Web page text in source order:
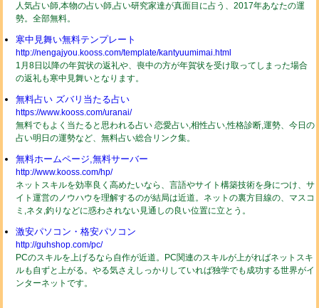
人気占い師,本物の占い師,占い研究家達が真面目に占う、2017年あなたの運
勢。全部無料。
寒中見舞い無料テンプレート
http://nengajyou.kooss.com/template/kantyuumimai.html
1月8日以降の年賀状の返礼や、喪中の方が年賀状を受け取ってしまった場合
の返礼も寒中見舞いとなります。
無料占い ズバリ当たる占い
https://www.kooss.com/uranai/
無料でもよく当たると思われる占い 恋愛占い,相性占い,性格診断,運勢、今日の
占い明日の運勢など、無料占い総合リンク集。
無料ホームページ,無料サーバー
http://www.kooss.com/hp/
ネットスキルを効率良く高めたいなら、言語やサイト構築技術を身につけ、サ
イト運営のノウハウを理解するのが結局は近道。ネットの裏方目線の、マスコ
ミ,ネタ,釣りなどに惑わされない見通しの良い位置に立とう。
激安パソコン・格安パソコン
http://guhshop.com/pc/
PCのスキルを上げるなら自作が近道。PC関連のスキルが上がればネットスキ
ルも自ずと上がる。やる気さえしっかりしていれば独学でも成功する世界がイ
ンターネットです。